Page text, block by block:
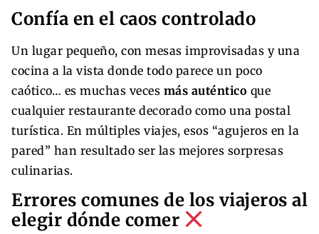
Confía en el caos controlado
Un lugar pequeño, con mesas improvisadas y una
cocina a la vista donde todo parece un poco
caótico… es muchas veces más auténtico que
cualquier restaurante decorado como una postal
turística. En múltiples viajes, esos “agujeros en la
pared” han resultado ser las mejores sorpresas
culinarias.
Errores comunes de los viajeros al
elegir dónde comer